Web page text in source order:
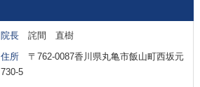
院長詫間 直樹
住所〒762-0087香川県丸亀市飯山町西坂元
730-5